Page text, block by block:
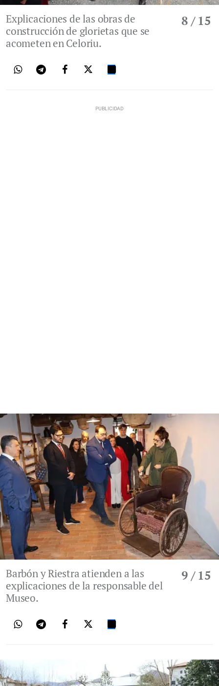
8 / 15
Explicaciones de las obras de
construcción de glorietas que se
acometen en Celoriu.
9 / 15
Barbón y Riestra atienden a las
explicaciones de la responsable del
Museo.